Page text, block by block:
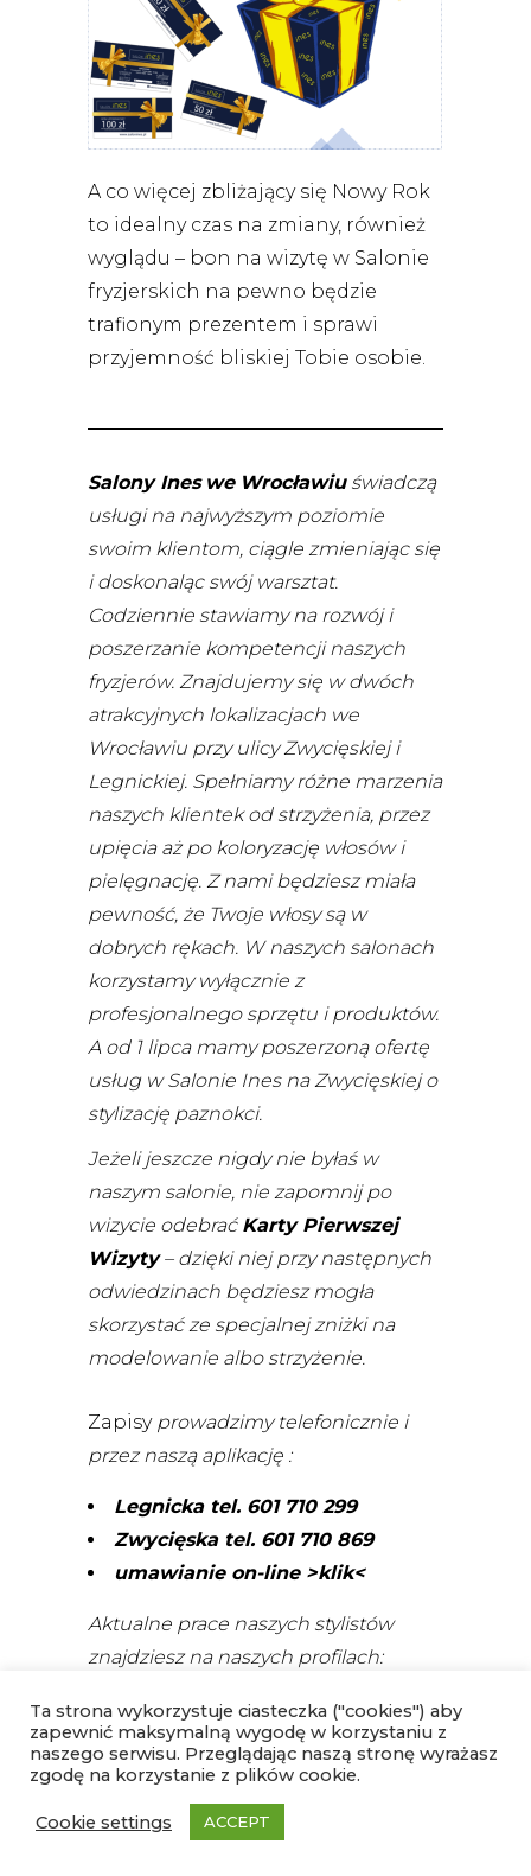
A co więcej zbliżający się Nowy Rok
to idealny czas na zmiany, również
wyglądu – bon na wizytę w Salonie
fryzjerskich na pewno będzie
trafionym prezentem i sprawi
przyjemność bliskiej Tobie osobie.
Salony Ines we Wrocławiuświadczą
usługi na najwyższym poziomie
swoim klientom, ciągle zmieniając się
i doskonaląc swój warsztat.
Codziennie stawiamy na rozwój i
poszerzanie kompetencji naszych
fryzjerów. Znajdujemy się w dwóch
atrakcyjnych lokalizacjach we
Wrocławiu przy ulicy Zwycięskiej i
Legnickiej. Spełniamy różne marzenia
naszych klientek od strzyżenia, przez
upięcia aż po koloryzację włosów i
pielęgnację. Z nami będziesz miała
pewność, że Twoje włosy są w
dobrych rękach. W naszych salonach
korzystamy wyłącznie z
profesjonalnego sprzętu i produktów.
A od 1 lipca mamy poszerzoną ofertę
usług w Salonie Ines na Zwycięskiej o
stylizację paznokci.
Jeżeli jeszcze nigdy nie byłaś w
naszym salonie, nie zapomnij po
wizycie odebrać Karty Pierwszej
Wizyty– dzięki niej przy następnych
odwiedzinach będziesz mogła
skorzystać ze specjalnej zniżki na
modelowanie albo strzyżenie.
Zapisyprowadzimy telefonicznie i
przez naszą aplikację :
Legnicka tel. 601 710 299
Zwycięska tel. 601 710 869
umawianie on-line >klik<
Aktualne prace naszych stylistów
znajdziesz na naszych profilach:
SALON INES FACEBOOK
SALON INES INSTAGRAM
Serdecznie zapraszamy do zapisów,
zaufało już nam wiele osób
Ta strona wykorzystuje ciasteczka ("cookies") aby
zapewnić maksymalną wygodę w korzystaniu z
naszego serwisu. Przeglądając naszą stronę wyrażasz
zgodę na korzystanie z plików cookie.
Cookie settings ACCEPT